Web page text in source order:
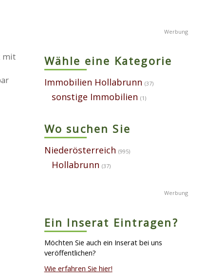
mit
Wähle eine Kategorie
Immobilien Hollabrunn (37)
sonstige Immobilien (1)
Wo suchen Sie
Niederösterreich (995)
Hollabrunn (37)
Ein Inserat Eintragen?
Möchten Sie auch ein Inserat bei uns
veröffentlichen?
Wie erfahren Sie hier!